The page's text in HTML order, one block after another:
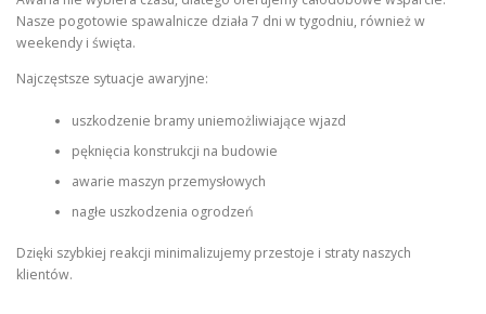
Nasze pogotowie spawalnicze działa 7 dni w tygodniu, również w
weekendy i święta.
Najczęstsze sytuacje awaryjne:
uszkodzenie bramy uniemożliwiające wjazd
pęknięcia konstrukcji na budowie
awarie maszyn przemysłowych
nagłe uszkodzenia ogrodzeń
Dzięki szybkiej reakcji minimalizujemy przestoje i straty naszych
klientów.